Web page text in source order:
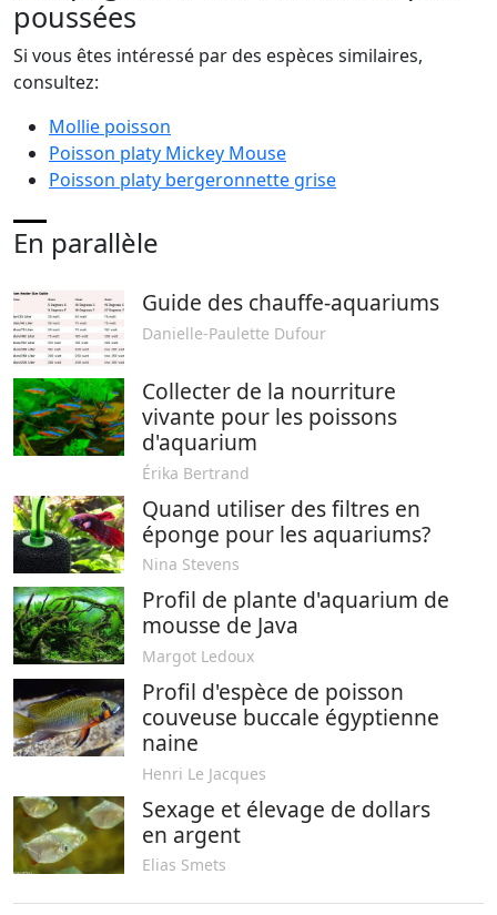
poussées
Si vous êtes intéressé par des espèces similaires,
consultez:
Mollie poisson
Poisson platy Mickey Mouse
Poisson platy bergeronnette grise
En parallèle
Guide des chauffe-aquariums
Danielle-Paulette Dufour
Collecter de la nourriture
vivante pour les poissons
d'aquarium
Érika Bertrand
Quand utiliser des filtres en
éponge pour les aquariums?
Nina Stevens
Profil de plante d'aquarium de
mousse de Java
Margot Ledoux
Profil d'espèce de poisson
couveuse buccale égyptienne
naine
Henri Le Jacques
Sexage et élevage de dollars
en argent
Elias Smets